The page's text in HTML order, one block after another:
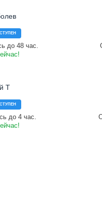
до 48 час.
Т
до 4 час.